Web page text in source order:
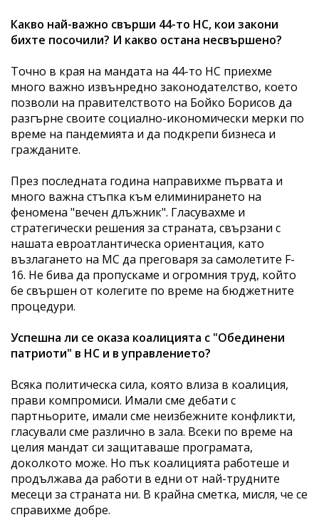
Какво най-важно свърши 44-то НС, кои закони
бихте посочили? И какво остана несвършено?
Точно в края на мандата на 44-то НС приехме
много важно извънредно законодателство, което
позволи на правителството на Бойко Борисов да
разгърне своите социално-икономически мерки по
време на пандемията и да подкрепи бизнеса и
гражданите.
През последната година направихме първата и
много важна стъпка към елиминирането на
феномена "вечен длъжник". Гласувахме и
стратегически решения за страната, свързани с
нашата евроатлантическа ориентация, като
възлагането на МС да преговаря за самолетите F-
16. Не бива да пропускаме и огромния труд, който
бе свършен от колегите по време на бюджетните
процедури.
Успешна ли се оказа коалицията с "Обединени
патриоти" в НС и в управлението?
Всяка политическа сила, която влиза в коалиция,
прави компромиси. Имали сме дебати с
партньорите, имали сме неизбежните конфликти,
гласували сме различно в зала. Всеки по време на
целия мандат си защитаваше програмата,
доколкото може. Но пък коалицията работеше и
продължава да работи в едни от най-трудните
месеци за страната ни. В крайна сметка, мисля, че се
справихме добре.